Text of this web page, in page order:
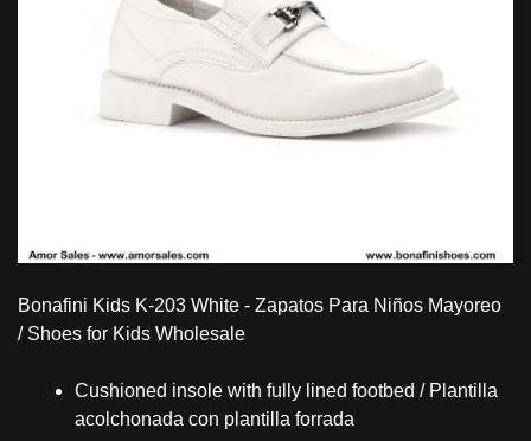
Bonafini Kids K-203 White - Zapatos Para Niños Mayoreo
/ Shoes for Kids Wholesale
Cushioned insole with fully lined footbed / Plantilla
acolchonada con plantilla forrada